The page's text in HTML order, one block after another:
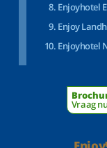
Enjoyhotel
Enjoy
Enjoyhotel
Vraag